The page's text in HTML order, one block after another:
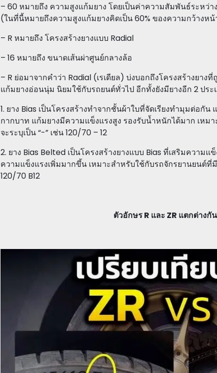
– 60 หมายถึง ความสูงแก้มยาง โดยเป็นค่าความสัมพันธ์ระหว่
(ในที่นี้หมายถึงความสูงแก้มยางคิดเป็น 60% ของความกว้างหน้
– R หมายถึง โครงสร้างยางแบบ Radial
– 16 หมายถึง ขนาดเส้นผ่าศูนย์กลางล้อ
– R ย่อมาจากคำว่า Radial (เรเดียล) บ่งบอกถึงโครงสร้างยา
แก้มยางอ่อนนุ่ม นิยมใช้กับรถยนต์ทั่วไป อีกทั้งยังมียางอีก 2 ประ
1. ยาง Bias เป็นโครงสร้างทำจากชั้นผ้าใบที่จัดเรียงทำมุมต่อกั
กากบาท แก้มยางมีความแข็งแรงสูง รองรับน้ำหนักได้มาก เหม
จะระบุเป็น “-” เช่น 120/70 – 12
2. ยาง Bias Belted เป็นโครงสร้างยางแบบ Bias ที่เสริมความ
ความแข็งแรงเพิ่มมากขึ้น เหมาะสำหรับใช้กับรถจักรยานยนต์ที่
120/70 B12
ตัวอักษร R และ ZR แตกต่างกั